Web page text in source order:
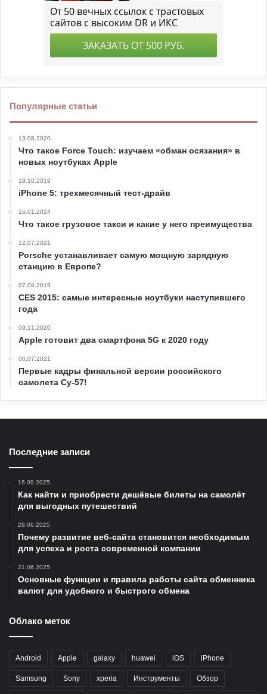
Популярные статьи
13.08.2020
Что такое Force Touch: изучаем «обман осязания» в
новых ноутбуках Apple
19.10.2019
iPhone 5: трехмесячный тест-драйв
16.01.2024
Что такое грузовое такси и какие у него преимущества
12.07.2021
Porsche устанавливает самую мощную зарядную
станцию в Европе?
07.08.2019
CES 2015: самые интересные ноутбуки наступившего
года
09.11.2020
Apple готовит два смартфона 5G к 2020 году
06.07.2021
Первые кадры финальной версии российского
самолета Су-57!
Последние записи
16.09.2025
Как найти и приобрести дешёвые билеты на самолёт
для выгодных путешествий
28.06.2025
Почему развитие веб-сайта становится необходимым
для успеха и роста современной компании
21.06.2025
Основные функции и правила работы сайта обменника
валют для удобного и быстрого обмена
Облако меток
Android Apple galaxy huawei iOS iPhone
Samsung Sony xperia Инструменты Обзор